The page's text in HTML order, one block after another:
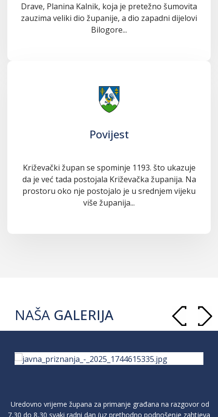
Drave, Planina Kalnik, koja je pretežno šumovita
zauzima veliki dio županije, a dio zapadni dijelovi
Bilogore...
Povijest
Križevački župan se spominje 1193. što ukazuje
da je već tada postojala Križevačka županija. Na
prostoru oko nje postojalo je u srednjem vijeku
više županija...
NAŠA GALERIJA
Uredovno vrijeme župana za primanje građana na razgovor od
7,30 do 8,30 svaki radni dan (uz prethodno podnošenje zahtjeva